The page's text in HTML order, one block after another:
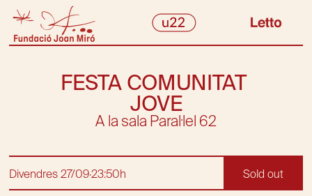
PROGRAMACIÓ
EQUIP
CONTACTE
info@u22.me
Select Language
FESTA COMUNITAT
JOVE
A la sala Paral·lel 62
Divendres 27/09·23:50h Sold out